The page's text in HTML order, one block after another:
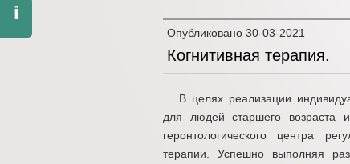
i
Опубликовано 30-03-2021
Когнитивная терапия.
В целях реализации
для людей старшего возраста и
геронтологического центра
терапии. Успешно выполняя